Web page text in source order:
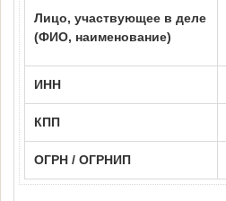
Лицо, участвующее в деле
(ФИО, наименование)
ИНН
КПП
ОГРН / ОГРНИП